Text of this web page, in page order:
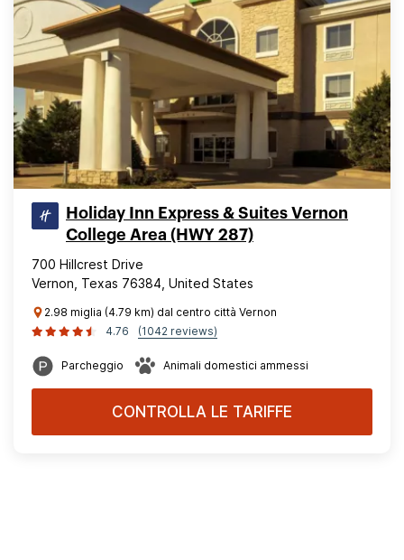
Holiday Inn Express & Suites Vernon
College Area (HWY 287)
700 Hillcrest Drive
Vernon, Texas 76384, United States
2.98 miglia (4.79 km) dal centro città Vernon
4.76
(1042 reviews)
Parcheggio Animali domestici ammessi
CONTROLLA LE TARIFFE